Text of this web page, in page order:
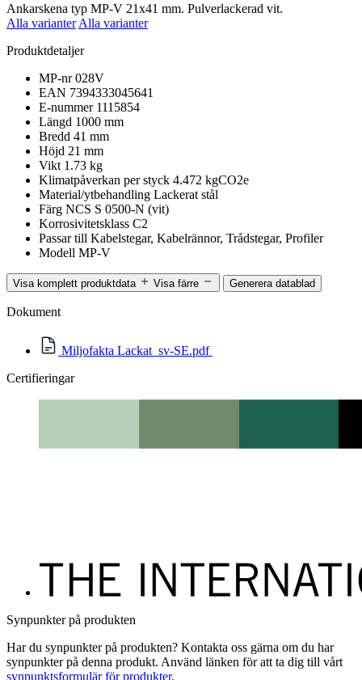
Ankarskena typ MP-V 21x41 mm. Pulverlackerad vit.
Alla varianter Alla varianter
Produktdetaljer
MP-nr 028V
EAN 7394333045641
E-nummer 1115854
Längd 1000 mm
Bredd 41 mm
Höjd 21 mm
Vikt 1.73 kg
Klimatpåverkan per styck 4.472 kgCO2e
Material/ytbehandling Lackerat stål
Färg NCS S 0500-N (vit)
Korrosivitetsklass C2
Passar till Kabelstegar, Kabelrännor, Trådstegar, Profiler
Modell MP-V
Visa komplett produktdata Visa färre Generera datablad
Dokument
Miljofakta Lackat_sv-SE.pdf
Certifieringar
Synpunkter på produkten
Har du synpunkter på produkten? Kontakta oss gärna om du har
synpunkter på denna produkt. Använd länken för att ta dig till vårt
synpunktsformulär för produkter.